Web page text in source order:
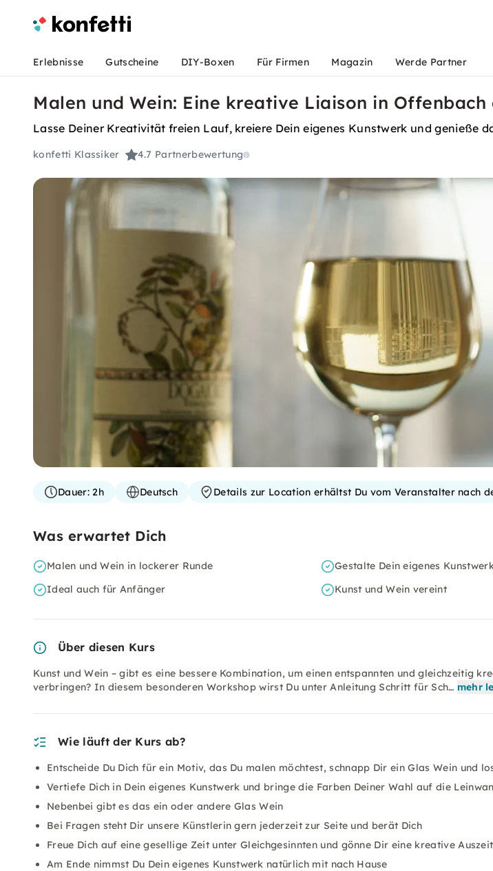
Erlebnisse Gutscheine DIY-Boxen Für Firmen Magazin Werde Partner
Malen und Wein: Eine kreative Liaison in Offenbach
Lasse Deiner Kreativität freien Lauf, kreiere Dein eigenes Kunstwerk und genieße
konfetti Klassiker 4.7 Partnerbewertung
Dauer:2h Deutsch Details zur Location erhältst Du vom Veranstalter nach
Was erwartet Dich
Malen und Wein in lockerer Runde
Gestalte Dein eigenes
Ideal auch für Anfänger
Kunst und Wein vereint
Über diesen Kurs
Kunst und Wein – gibt es eine bessere Kombination, um einen entspannten und gleichzeitig
verbringen? In diesem besonderen Workshop wirst Du unter Anleitung Schritt für Sch… mehr
Wie läuft der Kurs ab?
Entscheide Du Dich für ein Motiv, das Du malen möchtest, schnapp Dir ein Glas Wein und
Vertiefe Dich in Dein eigenes Kunstwerk und bringe die Farben Deiner Wahl auf die
Nebenbei gibt es das ein oder andere Glas Wein
Bei Fragen steht Dir unsere Künstlerin gern jederzeit zur Seite und berät Dich
Freue Dich auf eine gesellige Zeit unter Gleichgesinnten und gönne Dir eine kreative Auszeit
Am Ende nimmst Du Dein eigenes Kunstwerk natürlich mit nach Hause